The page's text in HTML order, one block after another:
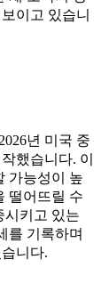
이고 있습니
년 미국 중
했습니다. 이
가능성이 높
떨어뜨릴 수
시키고 있는
를 기록하며
니다.